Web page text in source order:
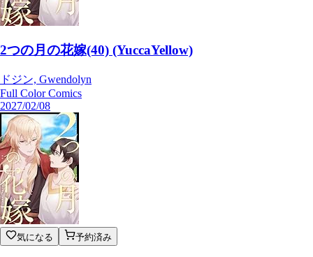
2つの月の花嫁(40) (YuccaYellow)
ドジン, Gwendolyn
Full Color Comics
2027/02/08
気になる 予約済み